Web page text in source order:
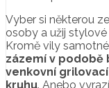
Vyber si některou
osoby a užij
Kromě vily
zázemí v podobě
venkovní
kruhu. Anebo